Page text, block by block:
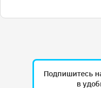
Подпишитесь
в